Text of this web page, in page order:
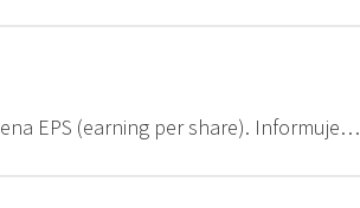
EPS (earning per share). Informuje…